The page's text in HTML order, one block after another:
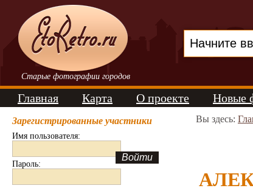
Старые фотографии городов
Главная Карта О проекте Новые
Зарегистрированные участники
Имя пользователя:
Пароль:
Вы здесь: